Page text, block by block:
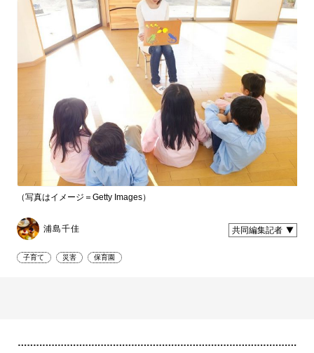
（写真はイメージ＝Getty Images）
浦島千佳 共同編集記者
子育て 災害 保育園